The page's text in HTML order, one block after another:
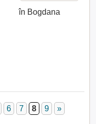
în Bogdana
6 7 8 9 »